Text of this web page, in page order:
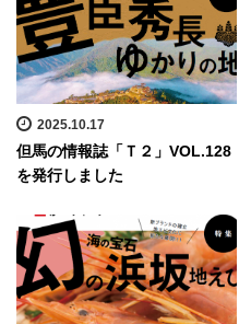
2025.10.17
但馬の情報誌「Ｔ２」VOL.128
を発行しました